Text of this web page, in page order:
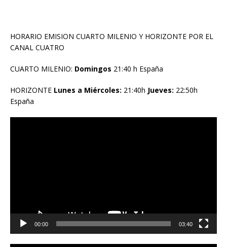
HORARIO EMISION CUARTO MILENIO Y HORIZONTE POR EL
CANAL CUATRO
CUARTO MILENIO: Domingos 21:40 h España
HORIZONTE Lunes a Miércoles: 21:40h Jueves: 22:50h
España
00:00 03:40